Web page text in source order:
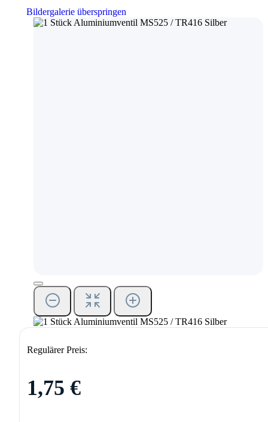
Bildergalerie überspringen
Regulärer Preis:
1,75 €